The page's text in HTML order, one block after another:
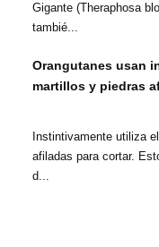
Gigante (Theraphosa
tambié...
Orangutanes usan
martillos y piedras
Instintivamente utiliza
afiladas para cortar.
d...